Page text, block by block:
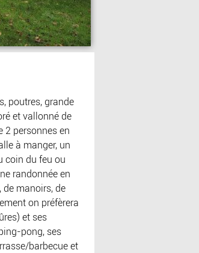
poutres, grande
et vallonné de
2 personnes en
à manger, un
coin du feu ou
randonnée en
manoirs, de
on préfèrera
et ses
pong, ses
barbecue et